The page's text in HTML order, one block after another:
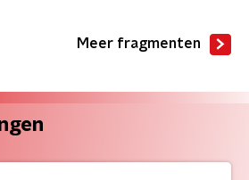
Meer fragmenten